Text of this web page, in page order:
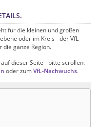
für die kleinen und großen
oder im Kreis - der VfL
die ganze Region.
dieser Seite - bitte scrollen.
oder zumVfL-Nachwuchs.